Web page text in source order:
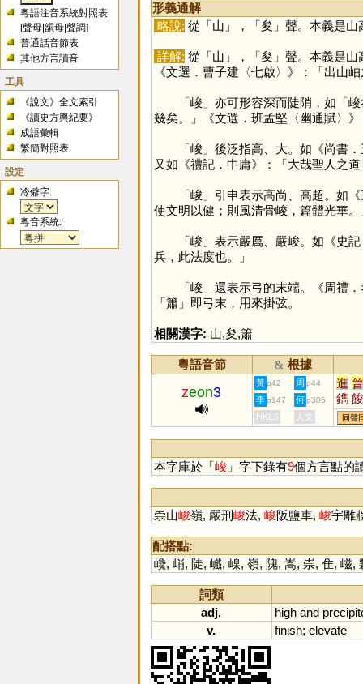
粵語注音系統對照表
[聲母 |韻母 |聲調]
普通話音節表
其他方言讀音
工具
《說文》全文索引
《讀史方輿紀要》
成語彙輯
繁簡對照表
設定
冷僻字:
粵音系統:
形義通解
略說: 從「山 」，「夋 」聲。本義是
詳解: 從「山 」，「夋 」聲。本義是
《文選．曹子建〈七啟〉》：「出山
「峻 」亦可形容深而陡陗，如「
幾矣。」《文選．班孟堅〈幽通賦〉
「峻 」後泛指高、大。如《尚書
又如《禮記．中庸》：「大哉聖人之
「峻 」引申表示高尚、高超。如
使文明以健；則風清骨峻，篇體光華。
「峻 」表示嚴厲、嚴峻。如《史
兵，此法度也。」
「峻 」還表示弓的末端。《周禮
「簫 」即弓末，用來掛弦。
相關漢字: 山,夋,簫
粵語音節 & 根據
zeon3
黃 p42 周 p44 進 晉
鐫 餕
寯 溍
晙 訰
李 p147 何 p306
HKLS 人文 同聲
本字庫於「峻 」字下錄有9個方言點的
崇山峻嶺, 嚴刑峻法, 峻阪鹽車, 峻宇雕
配搭點:
巉, 峭, 陡, 巇, 嵲, 嶺, 隗, 嵩, 崇, 隹, 嵫,
詞類
adj.
high and
v.
finish; elevate